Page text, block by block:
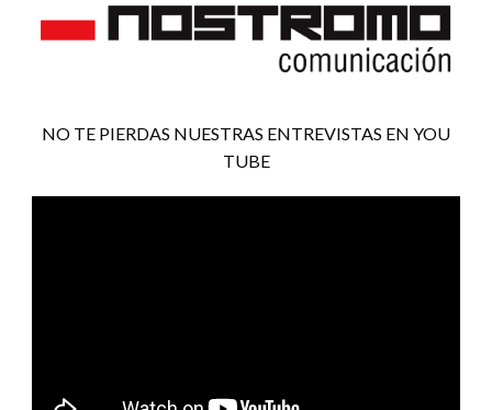
NO TE PIERDAS NUESTRAS ENTREVISTAS EN YOU
TUBE